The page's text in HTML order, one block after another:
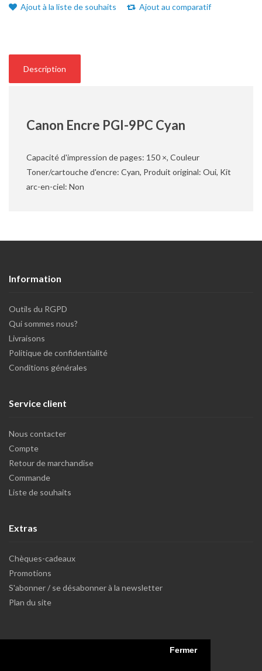
Fermer
Ajout à la liste de souhaits Ajout au comparatif
Description
Canon Encre PGI-9PC Cyan
Capacité d'impression de pages: 150 ×, Couleur
Toner/cartouche d'encre: Cyan, Produit original: Oui, Kit
arc-en-ciel: Non
Information
Outils du RGPD
Qui sommes nous?
Livraisons
Politique de confidentialité
Conditions générales
Service client
Nous contacter
Compte
Retour de marchandise
Commande
Liste de souhaits
Extras
Chèques-cadeaux
Promotions
S'abonner / se désabonner à la newsletter
Plan du site